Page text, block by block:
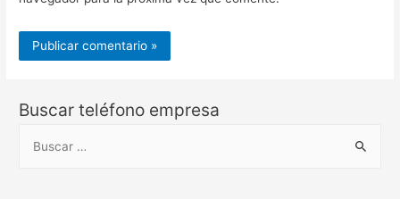
Buscar teléfono empresa